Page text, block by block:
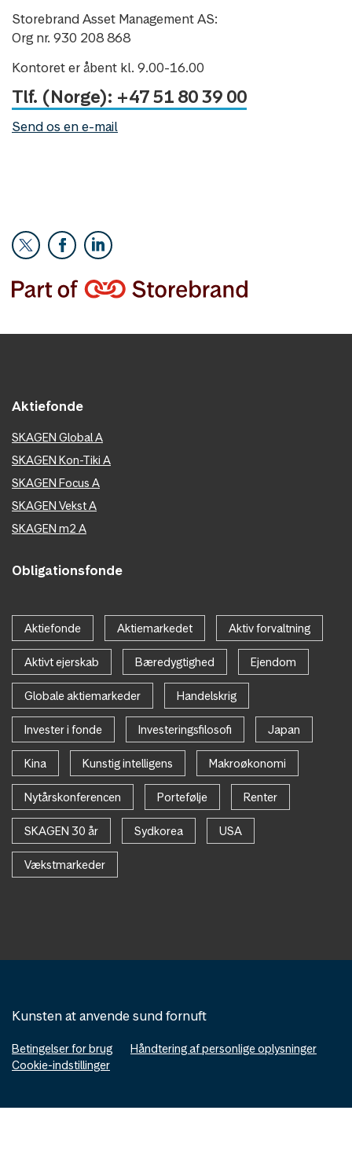
Storebrand Asset Management AS:
Org nr. 930 208 868
Kontoret er åbent kl. 9.00-16.00
Tlf. (Norge): +47 51 80 39 00
Send os en e-mail
Aktiefonde
SKAGEN Global A
SKAGEN Kon-Tiki A
SKAGEN Focus A
SKAGEN Vekst A
SKAGEN m2 A
Obligationsfonde
Aktiefonde Aktiemarkedet Aktiv forvaltning
Aktivt ejerskab Bæredygtighed Ejendom
Globale aktiemarkeder Handelskrig
Invester i fonde Investeringsfilosofi Japan
Kina Kunstig intelligens Makroøkonomi
Nytårskonferencen Portefølje Renter
SKAGEN 30 år Sydkorea USA
Vækstmarkeder
Kunsten at anvende sund fornuft
Betingelser for brug
Håndtering af personlige oplysninger
Cookie-indstillinger